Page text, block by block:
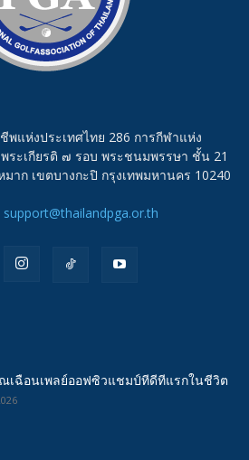
แห่งประเทศไทย 286 การกีฬาแห่ง
ระเกียรติ ๗ รอบ พระชนมพรรษา ชั้น 21
าก เขตบางกะปิ กรุงเทพมหานคร 10240
support@thailandpga.or.th
เฉือนเพลย์ออฟซิวแชมป์ทีดีทีแรกในชีวิต